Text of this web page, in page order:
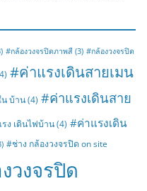
#กล้องวงจรปิดภาพสี (3) #กล้องวงจรปิด
#ค่าแรงเดินสายเมน
น บ้าน(4) #ค่าแรงเดินสาย
ง เดินไฟบ้าน(4) #ค่าแรงเดิน
#ช่าง กล้องวงจรปิด on site
วงจรปิด